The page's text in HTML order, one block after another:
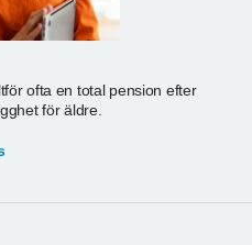
ofta en total pension efter
för äldre.